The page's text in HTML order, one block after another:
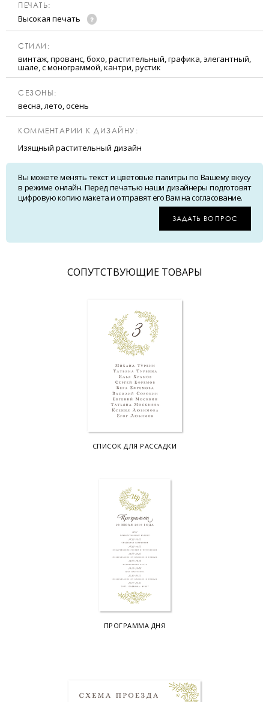
ПЕЧАТЬ:
Высокая печать
CТИЛИ:
винтаж, прованс, бохо, растительный, графика, элегантный,
шале, с монограммой, кантри, рустик
CЕЗОНЫ:
весна, лето, осень
КОММЕНТАРИИ К ДИЗАЙНУ:
Изящный растительный дизайн
Вы можете менять текст и цветовые палитры по Вашему вкусу
в режиме онлайн. Перед печатью наши дизайнеры подготовят
цифровую копию макета и отправят его Вам на согласование.
ЗАДАТЬ ВОПРОС
CОПУТСТВУЮЩИЕ ТОВАРЫ
СПИСОК ДЛЯ РАССАДКИ
ПРОГРАММА ДНЯ